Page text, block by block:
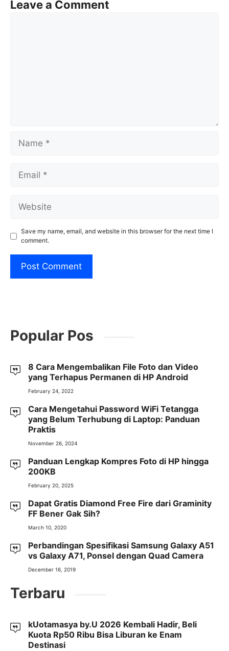
Leave a Comment
Name
Email
Website
Save my name, email, and website in this browser for the next time I
comment.
Popular Pos
8 Cara Mengembalikan File Foto dan Video
yang Terhapus Permanen di HP Android
February 24, 2022
Cara Mengetahui Password WiFi Tetangga
yang Belum Terhubung di Laptop: Panduan
Praktis
November 26, 2024
Panduan Lengkap Kompres Foto di HP hingga
200KB
February 20, 2025
Dapat Gratis Diamond Free Fire dari Graminity
FF Bener Gak Sih?
March 10, 2020
Perbandingan Spesifikasi Samsung Galaxy A51
vs Galaxy A71, Ponsel dengan Quad Camera
December 16, 2019
Terbaru
kUotamasya by.U 2026 Kembali Hadir, Beli
Kuota Rp50 Ribu Bisa Liburan ke Enam
Destinasi